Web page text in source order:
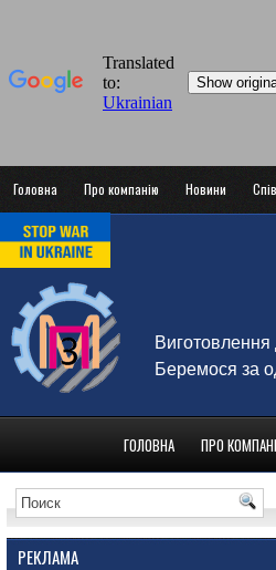
Головна Про компанію Новини
Виготовлення
Беремося за
ГОЛОВНА ПРО
РЕКЛАМА